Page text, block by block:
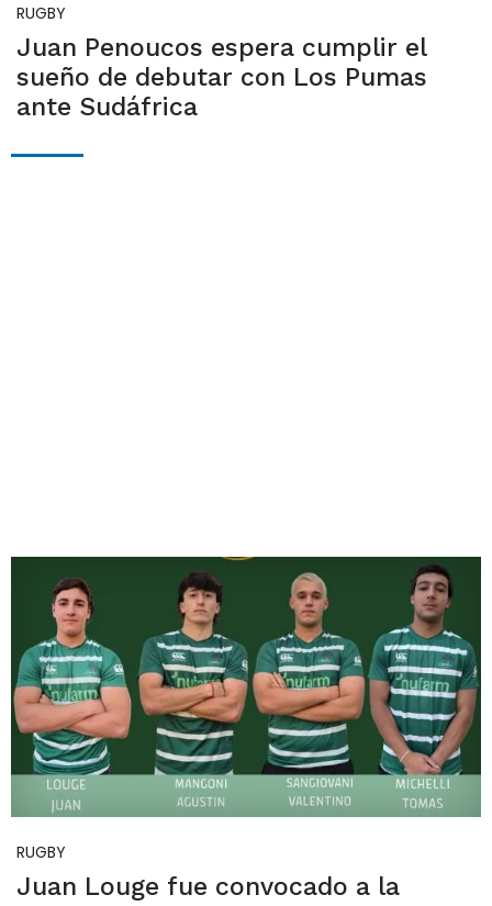
RUGBY
Juan Penoucos espera cumplir el
sueño de debutar con Los Pumas
ante Sudáfrica
RUGBY
Juan Louge fue convocado a la